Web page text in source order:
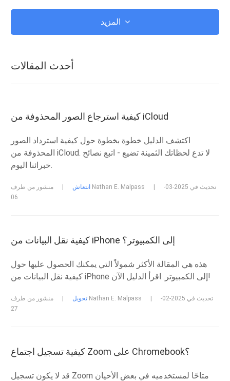
اي تيونز
ROM الروبوت
تحديث
المجمدات
المزيد
أحدث المقالات
كيفية استرجاع الصور المحذوفة من iCloud
اكتشف الدليل خطوة بخطوة حول كيفية استرداد الصور
المحذوفة من iCloud. لا تدع لحظاتك الثمينة تضيع - اتبع نصائح
خبرائنا اليوم.
انتعاش منشور من طرف Nathan E. Malpass
تحديث في 2025-03-
06
كيفية نقل البيانات من iPhone إلى الكمبيوتر؟
هذه هي المقالة الأكثر شمولاً التي يمكنك الحصول عليها حول
كيفية نقل البيانات من iPhone إلى الكمبيوتر. اقرأ الدليل الآن!
تحويل منشور من طرف Nathan E. Malpass
تحديث في 2025-02-
27
كيفية تسجيل اجتماع Zoom على Chromebook؟
قد لا يكون تسجيل Zoom متاحًا لمستخدميه في بعض الأحيان